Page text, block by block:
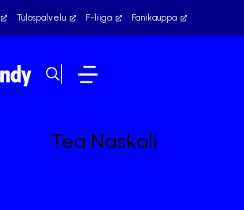
Tulospalvelu F-liiga Fanikauppa
Tea Naskali